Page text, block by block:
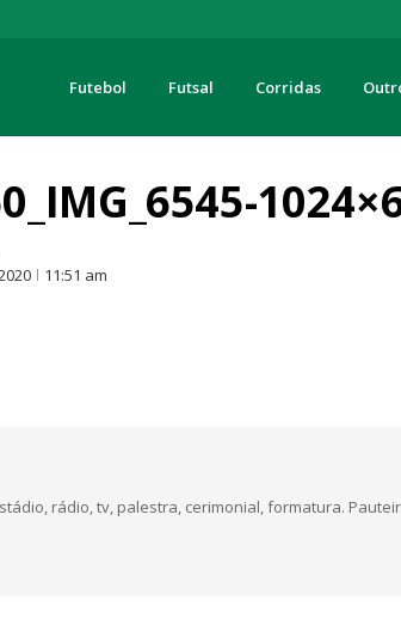
Futebol Futsal Corridas
11:51 am
rádio, tv, palestra, cerimonial, formatura.